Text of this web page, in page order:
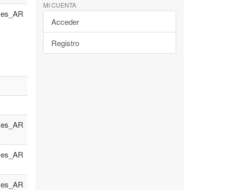
es_AR
es_AR
es_AR
es_AR
MI CUENTA
Acceder
Registro